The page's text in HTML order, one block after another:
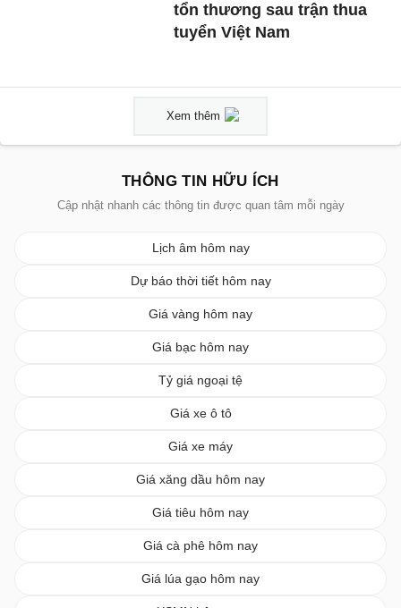
tổn thương sau trận thua
tuyển Việt Nam
Xem thêm
THÔNG TIN HỮU ÍCH
Cập nhật nhanh các thông tin được quan tâm mỗi ngày
Lịch âm hôm nay
Dự báo thời tiết hôm nay
Giá vàng hôm nay
Giá bạc hôm nay
Tỷ giá ngoại tệ
Giá xe ô tô
Giá xe máy
Giá xăng dầu hôm nay
Giá tiêu hôm nay
Giá cà phê hôm nay
Giá lúa gạo hôm nay